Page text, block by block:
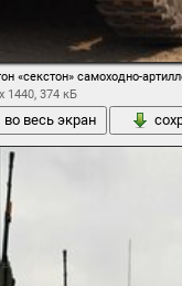
танков sd.kfz.184 слон
«секстон» самоходно-
1440, 374 кБ
во весь экран